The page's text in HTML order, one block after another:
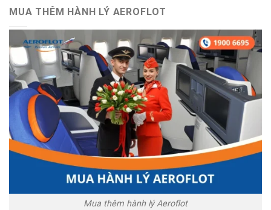
MUA THÊM HÀNH LÝ AEROFLOT
Mua thêm hành lý Aeroflot